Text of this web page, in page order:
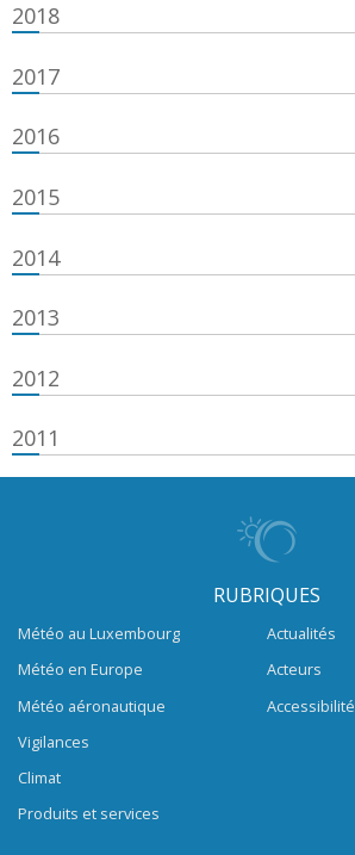
2018
2017
2016
2015
2014
2013
2012
2011
RUBRIQUES
Météo au Luxembourg
Météo en Europe
Météo aéronautique
Vigilances
Climat
Produits et services
Actualités
Acteurs
Accessibilité